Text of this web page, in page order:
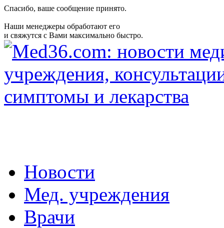
Спасибо, ваше сообщение принято.
Наши менеджеры обработают его
и свяжутся с Вами максимально быстро.
Новости
Мед. учреждения
Врачи